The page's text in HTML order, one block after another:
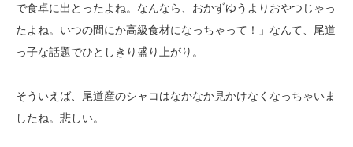
で食卓に出とったよね。なんなら、おかずゆうよりおやつじゃっ
たよね。いつの間にか高級食材になっちゃって！」なんて、尾道
っ子な話題でひとしきり盛り上がり。
そういえば、尾道産のシャコはなかなか見かけなくなっちゃいま
したね。悲しい。